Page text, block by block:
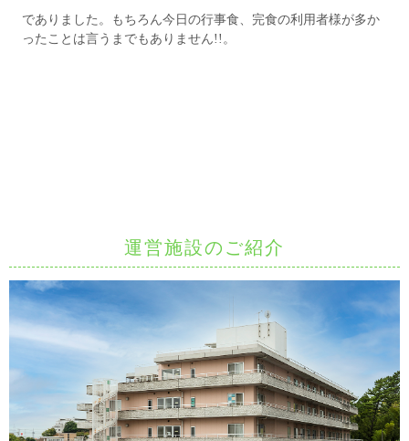
でありました。もちろん今日の行事食、完食の利用者様が多か
ったことは言うまでもありません!!。
運営施設のご紹介